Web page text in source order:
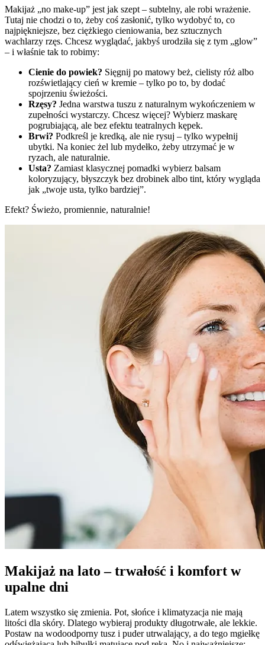
Makijaż „no make-up” jest jak szept – subtelny, ale robi wrażenie.
Tutaj nie chodzi o to, żeby coś zasłonić, tylko wydobyć to, co
najpiękniejsze, bez ciężkiego cieniowania, bez sztucznych
wachlarzy rzęs. Chcesz wyglądać, jakbyś urodziła się z tym „glow”
– i właśnie tak to robimy:
Cienie do powiek? Sięgnij po matowy beż, cielisty róż albo
rozświetlający cień w kremie – tylko po to, by dodać
spojrzeniu świeżości.
Rzęsy? Jedna warstwa tuszu z naturalnym wykończeniem w
zupełności wystarczy. Chcesz więcej? Wybierz maskarę
pogrubiającą, ale bez efektu teatralnych kępek.
Brwi? Podkreśl je kredką, ale nie rysuj – tylko wypełnij
ubytki. Na koniec żel lub mydełko, żeby utrzymać je w
ryzach, ale naturalnie.
Usta? Zamiast klasycznej pomadki wybierz balsam
koloryzujący, błyszczyk bez drobinek albo tint, który wygląda
jak „twoje usta, tylko bardziej”.
Efekt? Świeżo, promiennie, naturalnie!
Makijaż na lato – trwałość i komfort w
upalne dni
Latem wszystko się zmienia. Pot, słońce i klimatyzacja nie mają
litości dla skóry. Dlatego wybieraj produkty długotrwałe, ale lekkie.
Postaw na wodoodporny tusz i puder utrwalający, a do tego mgiełkę